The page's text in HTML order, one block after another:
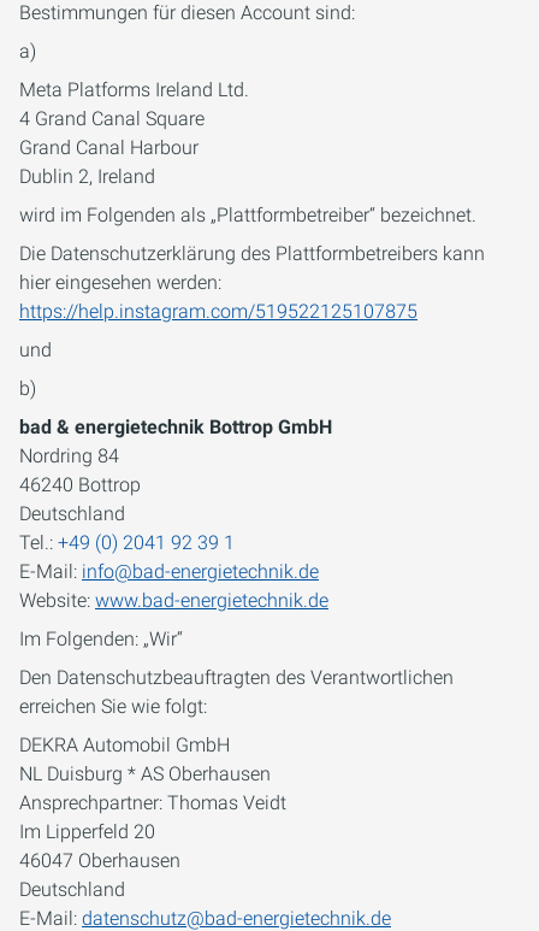
Bestimmungen für diesen Account sind:
a)
Meta Platforms Ireland Ltd.
4 Grand Canal Square
Grand Canal Harbour
Dublin 2, Ireland
wird im Folgenden als „Plattformbetreiber“ bezeichnet.
Die Datenschutzerklärung des Plattformbetreibers kann
hier eingesehen werden:
https://help.instagram.com/519522125107875
und
b)
bad & energietechnik Bottrop GmbH
Nordring 84
46240 Bottrop
Deutschland
Tel.: +49 (0) 2041 92 39 1
E-Mail: info@bad-energietechnik.de
Website: www.bad-energietechnik.de
Im Folgenden: „Wir“
Den Datenschutzbeauftragten des Verantwortlichen
erreichen Sie wie folgt:
DEKRA Automobil GmbH
NL Duisburg * AS Oberhausen
Ansprechpartner: Thomas Veidt
Im Lipperfeld 20
46047 Oberhausen
Deutschland
E-Mail: datenschutz@bad-energietechnik.de